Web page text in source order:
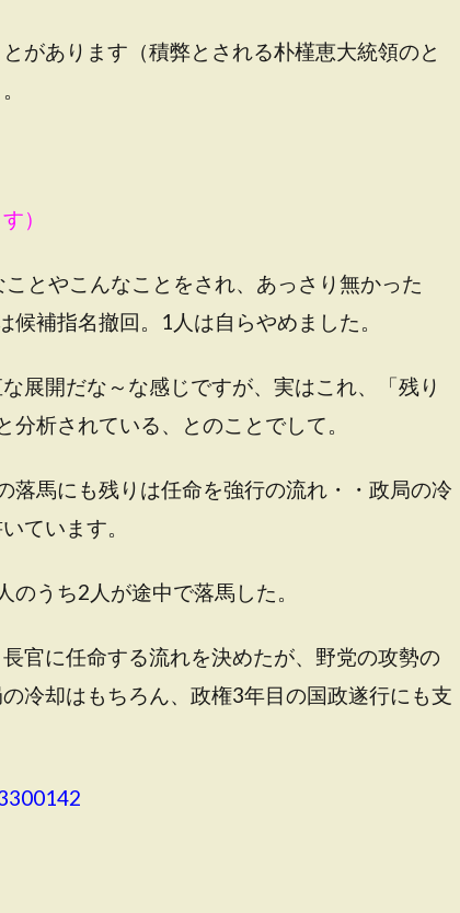
があります（積弊とされる朴槿恵大統領のと
）
とやこんなことをされ、あっさり無かった
候補指名撤回。1人は自らやめました。
展開だな～な感じですが、実はこれ、「残り
析されている、とのことでして。
落馬にも残りは任命を強行の流れ・・政局の冷
ています。
うち2人が途中で落馬した。
官に任命する流れを決めたが、野党の攻勢の
冷却はもちろん、政権3年目の国政遂行にも支